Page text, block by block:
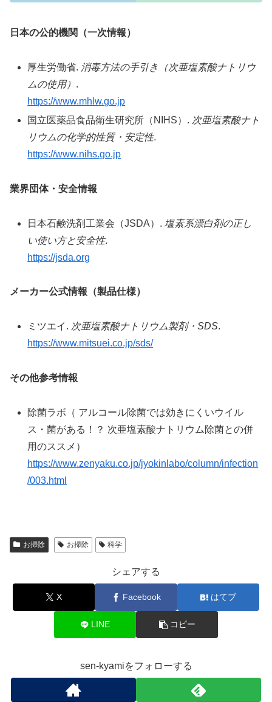
日本の公的機関（一次情報）
厚生労働省. 消毒方法の手引き（次亜塩素酸ナトリウ
ムの使用） .
https://www.mhlw.go.jp
国立医薬品食品衛生研究所（NIHS）. 次亜塩素酸ナト
リウムの化学的性質・安定性.
https://www.nihs.go.jp
業界団体・安全情報
日本石鹸洗剤工業会（JSDA）.塩素系漂白剤の正し
い使い方と安全性.
https://jsda.org
メーカー公式情報（製品仕様）
ミツエイ. 次亜塩素酸ナトリウム製剤・SDS.
https://www.mitsuei.co.jp/sds/
その他参考情報
除菌ラボ（ アルコール除菌では効きにくいウイル
ス・菌がある！？ 次亜塩素酸ナトリウム除菌との併
用のススメ）
https://www.zenyaku.co.jp/jyokinlabo/column/infection
/003.html
お掃除 お掃除 科学
シェアする
X Facebook はてブ
LINE コピー
sen-kyamiをフォローする